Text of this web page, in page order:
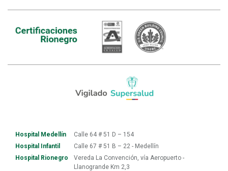
Hospital Medellín
Calle 64 # 51 D – 154
Hospital Infantil
Calle 67 # 51 B – 22 - Medellín
Hospital Rionegro
Vereda La Convención, vía Aeropuerto -
Llanogrande Km 2,3